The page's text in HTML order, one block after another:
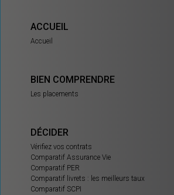
ACCUEIL
Accueil
BIEN COMPRENDRE
Les placements
DÉCIDER
Vérifiez vos contrats
Comparatif Assurance Vie
Comparatif PER
Comparatif livrets : les meilleurs taux
Comparatif SCPI